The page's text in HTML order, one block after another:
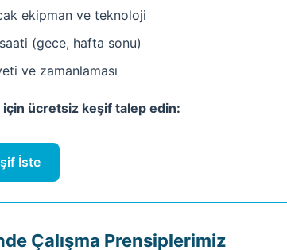
ekipman ve teknoloji
(gece, hafta sonu)
ve zamanlaması
için ücretsiz keşif talep edin:
İste
Çalışma Prensiplerimiz